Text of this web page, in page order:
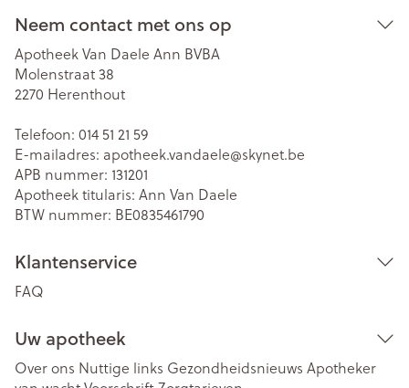
Neem contact met ons op
Apotheek Van Daele Ann BVBA
Molenstraat 38
2270 Herenthout
Telefoon: 014 51 21 59
E-mailadres: apotheek.vandaele@skynet.be
APB nummer: 131201
Apotheek titularis: Ann Van Daele
BTW nummer: BE0835461790
Klantenservice
FAQ
Uw apotheek
Over ons Nuttige links Gezondheidsnieuws Apotheker